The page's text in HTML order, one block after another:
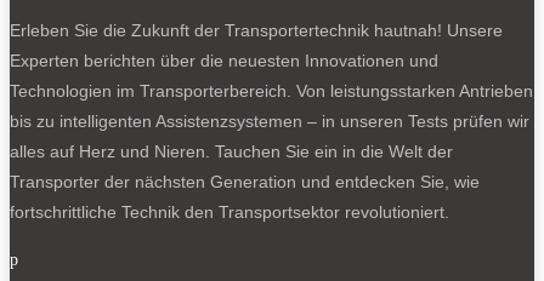
Erleben Sie die Zukunft der Transportertechnik hautnah! Unsere
Experten berichten über die neuesten Innovationen und
Technologien im Transporterbereich. Von leistungsstarken Antrieben
bis zu intelligenten Assistenzsystemen – in unseren Tests prüfen wir
alles auf Herz und Nieren. Tauchen Sie ein in die Welt der
Transporter der nächsten Generation und entdecken Sie, wie
fortschrittliche Technik den Transportsektor revolutioniert.
p